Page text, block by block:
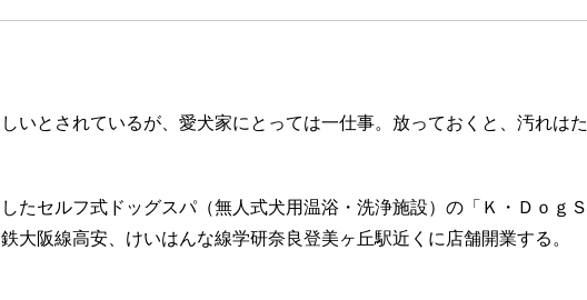
いとされているが、愛犬家にとっては一仕事。放っておくと、汚れは
たセルフ式ドッグスパ（無人式犬用温浴・洗浄施設）の「Ｋ・Ｄｏｇ
大阪線高安、けいはんな線学研奈良登美ヶ丘駅近くに店舗開業する。